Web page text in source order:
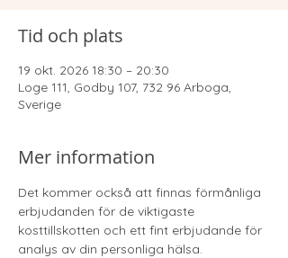
Tid och plats
19 okt. 2026 18:30 – 20:30
Loge 111, Godby 107, 732 96 Arboga,
Sverige
Mer information
Det kommer också att finnas förmånliga
erbjudanden för de viktigaste
kosttillskotten och ett fint erbjudande för
analys av din personliga hälsa.